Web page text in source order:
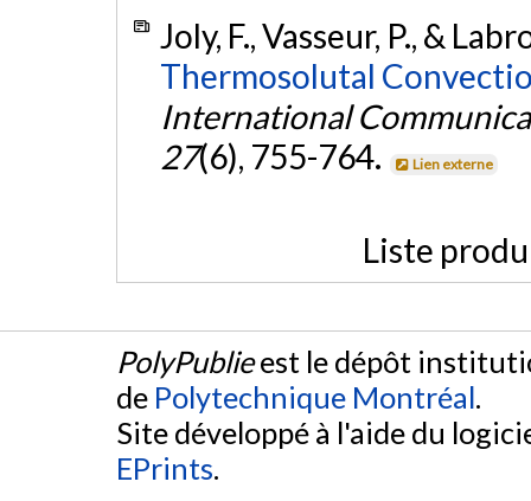
Joly, F., Vasseur, P., &
Thermosolutal
International
27(6), 755-764. Lien externe
Liste
PolyPublieest le dépôt
de Polytechnique Montréal.
Site développé à l'aide du
EPrints.